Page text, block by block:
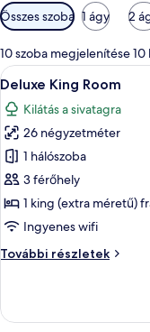
Szobákhoz
rendelkezésre
álló
szűrők
Összes szoba 1 ágy 2
10 szoba megjelenítése 10
A
következő
szoba
összes
képének
megtekintése:
Deluxe
King
Room
5
Deluxe King Room
Kilátás a sivatagra
26 négyzetméter
1 hálószoba
3 férőhely
1 king (extra méretű)
Ingyenes wifi
További részletek
Deluxe
részletei